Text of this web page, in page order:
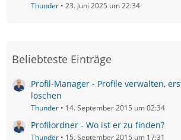
Thunder 23. Juni 2025 um 22:34
Beliebteste Einträge
Profil-Manager - Profile verwalten,
löschen
Thunder 14. September 2015 um 02:34
Profilordner - Wo ist er zu finden?
Thunder 15. September 2015 um 17:31